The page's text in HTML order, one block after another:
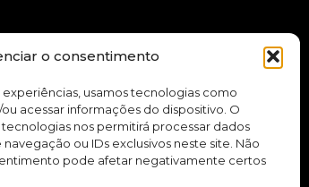
o consentimento
usamos tecnologias como
acessar informações do dispositivo. O
nos permitirá processar dados
ou IDs exclusivos neste site. Não
pode afetar negativamente certos
me inscrever